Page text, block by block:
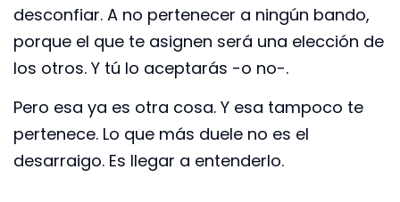
desconfiar. A no pertenecer a ningún bando,
porque el que te asignen será una elección de
los otros. Y tú lo aceptarás -o no-.
Pero esa ya es otra cosa. Y esa tampoco te
pertenece. Lo que más duele no es el
desarraigo. Es llegar a entenderlo.